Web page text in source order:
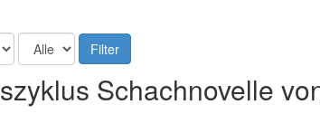
Filter
Schachnovelle